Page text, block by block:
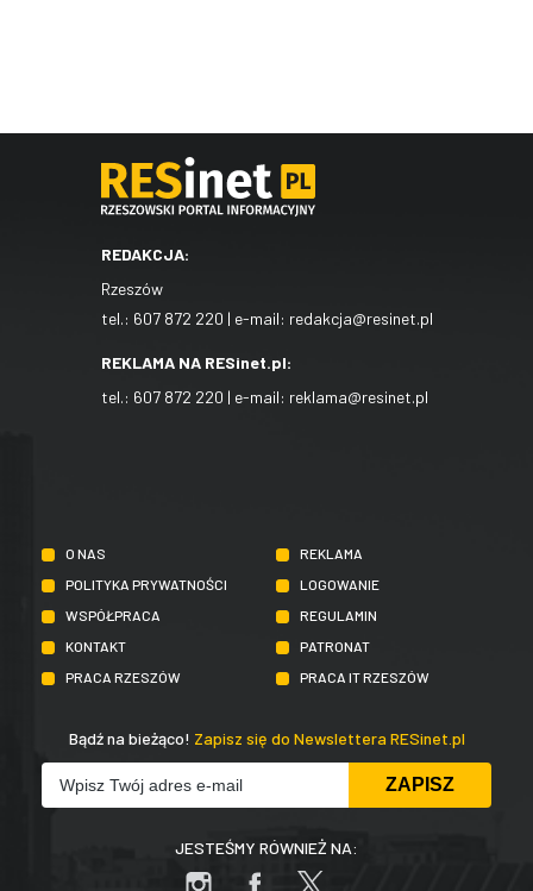
REDAKCJA:
Rzeszów
tel.: 607 872 220 | e-mail: redakcja@resinet.pl
REKLAMA NA RESinet.pl:
tel.: 607 872 220 | e-mail: reklama@resinet.pl
O NAS
REKLAMA
POLITYKA PRYWATNOŚCI
LOGOWANIE
WSPÓŁPRACA
REGULAMIN
KONTAKT
PATRONAT
PRACA RZESZÓW
PRACA IT RZESZÓW
Bądź na bieżąco! Zapisz się do Newslettera RESinet.pl
JESTEŚMY RÓWNIEŻ NA: